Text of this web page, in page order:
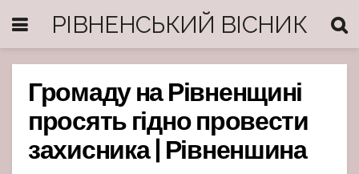
РІВНЕНСЬКИЙ ВІСНИК
Громаду на Рівненщині
просять гідно провести
захисника | Рівненшина